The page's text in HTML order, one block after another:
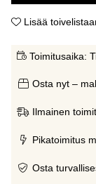
Lisää
Toimitusaika:
Osta nyt –
Ilmainen
Pikatoimitus
Osta